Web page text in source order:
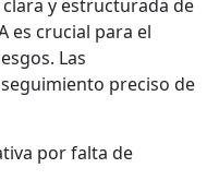
y estructurada de
es crucial para el
Las
preciso de
por falta de